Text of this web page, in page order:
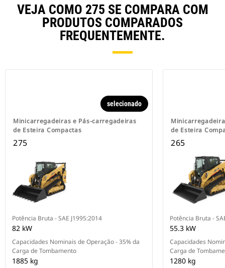
VEJA COMO 275 SE COMPARA COM
PRODUTOS COMPARADOS
FREQUENTEMENTE.
Minicarregadeiras e Pás-carregadeiras
de Esteira Compactas
selecionado
275
Potência Bruta - SAE J1995:2014
82 kW
Capacidades Nominais de Operação - 35% da
Carga de Tombamento
1885 kg
de Esteira
265
Potência Bruta -
55.3 kW
Capacidades
Carga de
1280 kg